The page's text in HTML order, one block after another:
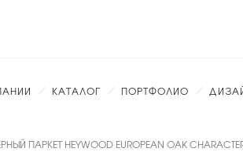
КАТАЛОГ ПОРТФОЛИО
ПАРКЕТ HEYWOOD EUROPEAN OAK